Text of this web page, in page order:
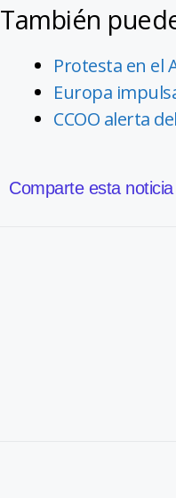
También
Protesta en el
Europa
CCOO alerta
Comparte esta noticia